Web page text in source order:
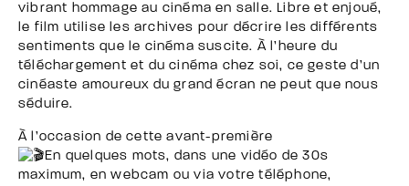
vibrant hommage au cinéma en salle. Libre et enjoué,
le film utilise les archives pour décrire les différents
sentiments que le cinéma suscite. À l’heure du
téléchargement et du cinéma chez soi, ce geste d’un
cinéaste amoureux du grand écran ne peut que nous
séduire.
À l’occasion de cette avant-première
En quelques mots, dans une vidéo de 30s
maximum, en webcam ou via votre téléphone,